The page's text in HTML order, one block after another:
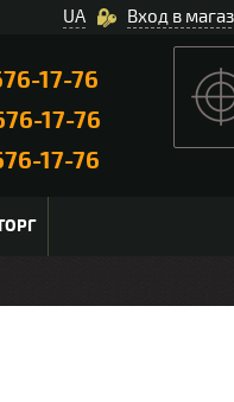
Вход в
UA
17-76
17-76
17-76